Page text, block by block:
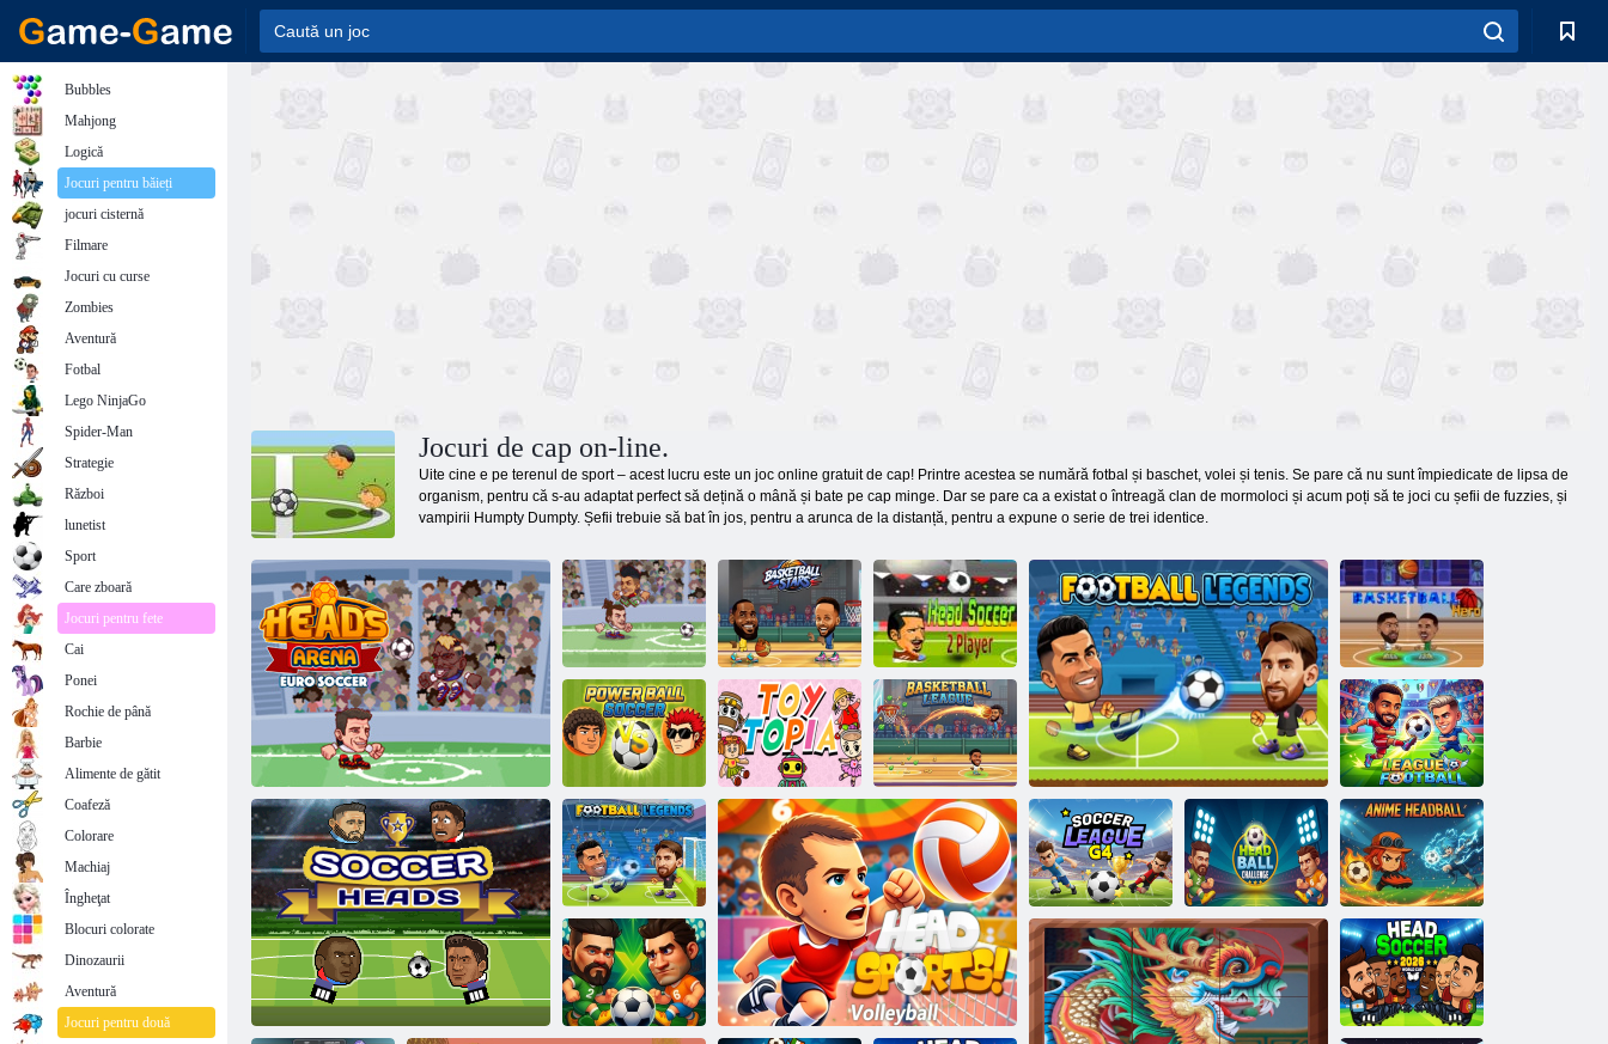
Jocuri de cap on-line.
Uite cine e pe terenul de sport – acest lucru este un joc online gratuit de cap! Printre acestea se numără fotbal și baschet, volei și tenis. Se pare că nu sunt împiedicate de lipsa de
organism, pentru că s-au adaptat perfect să dețină o mână și bate pe cap minge. Dar se pare ca a existat o întreagă clan de mormoloci și acum poți să te joci cu șefii de fuzzies, și
vampirii Humpty Dumpty. Șefii trebuie să bat în jos, pentru a arunca de la distanță, pentru a expune o serie de trei identice.
Heads Arena Euro Fotbal
Capete Arena
fotbal All Stars
Staruri de
baschet
Jucător de fotbal
2
Legendele fotbalului
Baschet Hero
Minge de putere
de fotbal
Toy Topia Liga de baschet Liga de Fotbal
Legendele
fotbalului 2026
Liga de fotbal
G4
Head Ball
Challenge
Anime Headball
Bubbles
Mahjong
Logică
Jocuri pentru băieți
jocuri cisternă
Filmare
Jocuri cu curse
Zombies
Aventură
Fotbal
Lego NinjaGo
Spider-Man
Strategie
Război
lunetist
Sport
Care zboară
Jocuri pentru fete
Cai
Ponei
Rochie de până
Barbie
Alimente de gătit
Coafeză
Colorare
Machiaj
Îngheţat
Blocuri colorate
Dinozaurii
Aventură
Jocuri pentru două